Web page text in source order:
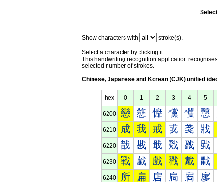
Show characters with stroke(s).
Select a character by clicking it.
This handwriting recognition application
selected number of strokes.
Chinese, Japanese and Korean (CJK) unified
hex 0 1 2 3 4 5
6200 戀 戁 戂 戃 戄 戅
6210 成 我 戒 戓 戔 戕
6220 戠 戡 戢 戣 戤 戥
6230 戰 戱 戲 戳 戴 戵
6240 所 扁 扂 扃 扄 扅